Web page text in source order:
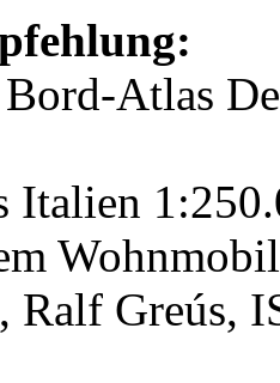
Atlas
Italien
Ralf Greús,